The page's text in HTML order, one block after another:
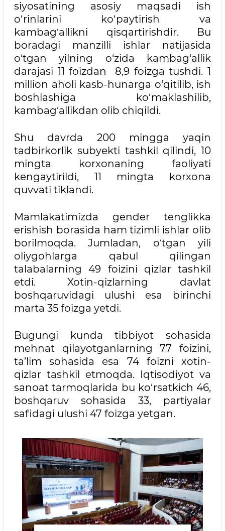
siyosatining asosiy maqsadi ish
o‘rinlarini ko‘paytirish va
kambag‘allikni qisqartirishdir. Bu
boradagi manzilli ishlar natijasida
o‘tgan yilning o‘zida kambag‘allik
darajasi 11 foizdan 8,9 foizga tushdi. 1
million aholi kasb-hunarga o‘qitilib, ish
boshlashiga ko‘maklashilib,
kambag‘allikdan olib chiqildi.
Shu davrda 200 mingga yaqin
tadbirkorlik subyekti tashkil qilindi, 10
mingta korxonaning faoliyati
kengaytirildi, 11 mingta korxona
quvvati tiklandi.
Mamlakatimizda gender tenglikka
erishish borasida ham tizimli ishlar olib
borilmoqda. Jumladan, o‘tgan yili
oliygohlarga qabul qilingan
talabalarning 49 foizini qizlar tashkil
etdi. Xotin-qizlarning davlat
boshqaruvidagi ulushi esa birinchi
marta 35 foizga yetdi.
Bugungi kunda tibbiyot sohasida
mehnat qilayotganlarning 77 foizini,
ta’lim sohasida esa 74 foizni xotin-
qizlar tashkil etmoqda. Iqtisodiyot va
sanoat tarmoqlarida bu ko‘rsatkich 46,
boshqaruv sohasida 33, partiyalar
safidagi ulushi 47 foizga yetgan.